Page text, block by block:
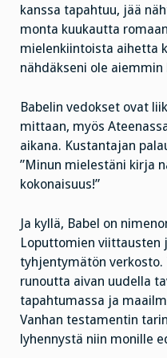
kanssa tapahtuu, jää
monta kuukautta
mielenkiintoista aihetta
nähdäkseni ole
Babelin vedokset ovat
mittaan, myös
aikana. Kustantajan
”M inun mielestäni kirja
kokonaisuus!”
Ja kyllä, Babel on
Loputtomien viittausten
tyhjentymätön verkosto.
runoutta aivan uudella
tapahtumassa ja
Vanhan testamentin
lyhennystä niin monille